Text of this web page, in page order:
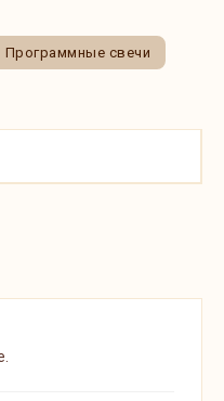
Программные свечи